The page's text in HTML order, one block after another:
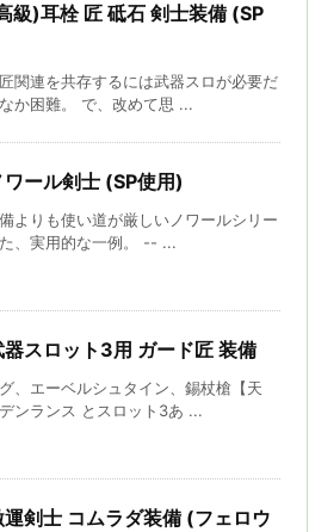
級)耳栓 匠 砥石 剣士装備 (SP
関連を共存するには武器スロが必要だ
か困難。 で、改めて思 ...
ール剣士 (SP使用)
よりも使い道が厳しいノワールシリー
、実用的な一例。 -- ...
スロット3用 ガード匠 装備
、エーベルシュタイン、錫杖槍【天
ンランス とスロット3あ ...
剣士 コムラダ装備 (フェロウ